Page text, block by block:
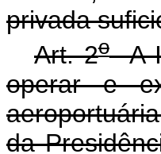
privada
Art. 2oA
operar e
da